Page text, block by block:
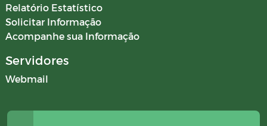
Relatório Estatístico
Solicitar Informação
Acompanhe sua Informação
Servidores
Webmail